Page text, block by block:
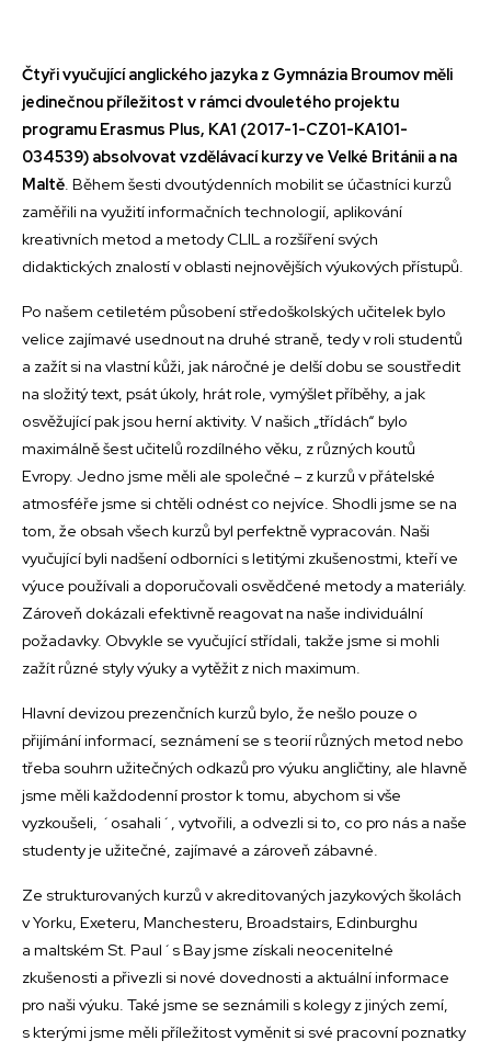
Čtyři vyučující anglického jazyka z Gymnázia Broumov měli
jedinečnou příležitost v rámci dvouletého projektu
programu Erasmus Plus, KA1 (2017-1-CZ01-KA101-
034539) absolvovat vzdělávací kurzy ve Velké Británii a na
Maltě. Během šesti dvoutýdenních mobilit se účastníci kurzů
zaměřili na využití informačních technologií, aplikování
kreativních metod a metody CLIL a rozšíření svých
didaktických znalostí v oblasti nejnovějších výukových přístupů.
Po našem cetiletém působení středoškolských učitelek bylo
velice zajímavé usednout na druhé straně, tedy v roli studentů
a zažít si na vlastní kůži, jak náročné je delší dobu se soustředit
na složitý text, psát úkoly, hrát role, vymýšlet příběhy, a jak
osvěžující pak jsou herní aktivity. V našich „třídách“ bylo
maximálně šest učitelů rozdílného věku, z různých koutů
Evropy. Jedno jsme měli ale společné – z kurzů v přátelské
atmosféře jsme si chtěli odnést co nejvíce. Shodli jsme se na
tom, že obsah všech kurzů byl perfektně vypracován. Naši
vyučující byli nadšení odborníci s letitými zkušenostmi, kteří ve
výuce používali a doporučovali osvědčené metody a materiály.
Zároveň dokázali efektivně reagovat na naše individuální
požadavky. Obvykle se vyučující střídali, takže jsme si mohli
zažít různé styly výuky a vytěžit z nich maximum.
Hlavní devizou prezenčních kurzů bylo, že nešlo pouze o
přijímání informací, seznámení se s teorií různých metod nebo
třeba souhrn užitečných odkazů pro výuku angličtiny, ale hlavně
jsme měli každodenní prostor k tomu, abychom si vše
vyzkoušeli, ´osahali´, vytvořili, a odvezli si to, co pro nás a naše
studenty je užitečné, zajímavé a zároveň zábavné.
Ze strukturovaných kurzů v akreditovaných jazykových školách
v Yorku, Exeteru, Manchesteru, Broadstairs, Edinburghu
a maltském St. Paul´s Bay jsme získali neocenitelné
zkušenosti a přivezli si nové dovednosti a aktuální informace
pro naši výuku. Také jsme se seznámili s kolegy z jiných zemí,
s kterými jsme měli příležitost vyměnit si své pracovní poznatky